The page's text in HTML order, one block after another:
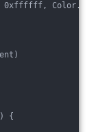
0xffffff,
{